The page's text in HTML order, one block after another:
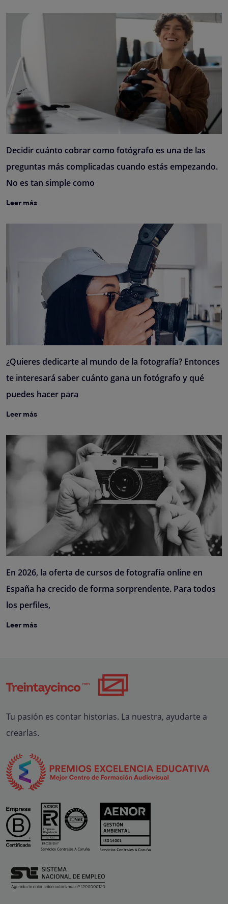
Decidir cuánto cobrar como fotógrafo es una de las
preguntas más complicadas cuando estás empezando.
No es tan simple como
Leer más
¿Quieres dedicarte al mundo de la fotografía? Entonces
te interesará saber cuánto gana un fotógrafo y qué
puedes hacer para
Leer más
En 2026, la oferta de cursos de fotografía online en
España ha crecido de forma sorprendente. Para todos
los perfiles,
Leer más
Tu pasión es contar historias. La nuestra, ayudarte a
crearlas.